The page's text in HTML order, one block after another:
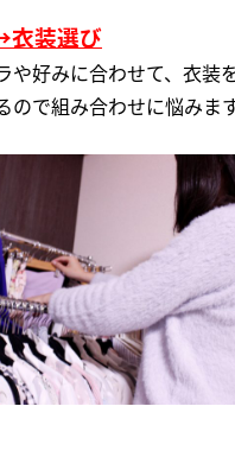
装選び
や好みに合わせて、衣装
ので組み合わせに悩みま